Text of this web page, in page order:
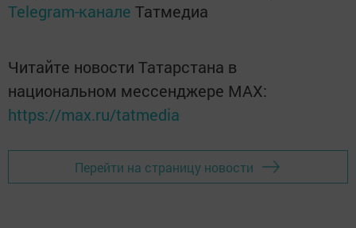
Telegram-канале Татмедиа
Читайте новости Татарстана в
национальном мессенджере MАХ:
https://max.ru/tatmedia
Перейти на страницу новости